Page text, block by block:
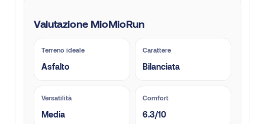
Valutazione MioMioRun
Terreno ideale
Asfalto
Carattere
Bilanciata
Versatilità
Media
Comfort
6.3/10